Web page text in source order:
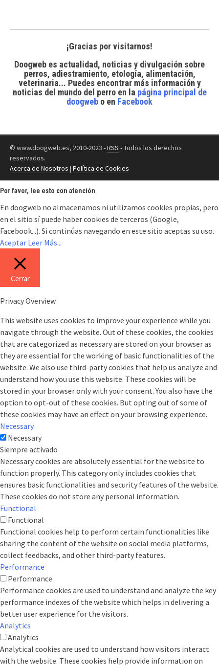
¡Gracias por visitarnos!
Doogweb es actualidad, noticias y divulgación sobre
perros, adiestramiento, etología, alimentación,
veterinaria... Puedes encontrar más información y
noticias del mundo del perroen la página principal de
doogweb o en Facebook
© www.doogweb.es, 2010-2023 -RSS - Todos los derechos
reservados.
Acerca de Nosotros | Política de Cookies
Por favor, lee esto con atención
En doogweb no almacenamos ni utilizamos cookies propias, pero
en el sitio sí puede haber cookies de terceros (Google,
Facebook...). Si continúas navegando en este sitio aceptas su uso.
Aceptar Leer Más...
Cerrar
Privacy Overview
This website uses cookies to improve your experience while you
navigate through the website. Out of these cookies, the cookies
that are categorized as necessary are stored on your browser as
they are essential for the working of basic functionalities of the
website. We also use third-party cookies that help us analyze and
understand how you use this website. These cookies will be
stored in your browser only with your consent. You also have the
option to opt-out of these cookies. But opting out of some of
these cookies may have an effect on your browsing experience.
Necessary
Necessary
Siempre activado
Necessary cookies are absolutely essential for the website to
function properly. This category only includes cookies that
ensures basic functionalities and security features of the website.
These cookies do not store any personal information.
Functional
Functional
Functional cookies help to perform certain functionalities like
sharing the content of the website on social media platforms,
collect feedbacks, and other third-party features.
Performance
Performance
Performance cookies are used to understand and analyze the key
performance indexes of the website which helps in delivering a
better user experience for the visitors.
Analytics
Analytics
Analytical cookies are used to understand how visitors interact
with the website. These cookies help provide information on